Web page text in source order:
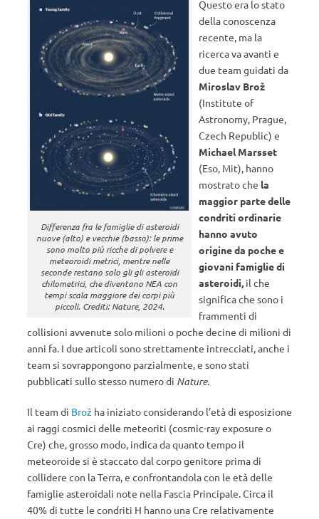
Differenza fra le famiglie di asteroidi
nuove (alto) e vecchie (basso): le prime
sono molto più ricche di polvere e
meteoroidi metrici, mentre nelle
seconde restano solo gli gli asteroidi
chilometrici, che diventano NEA con
tempi scala maggiore dei corpi più
piccoli. Crediti: Nature, 2024.
Questo era lo stato
della conoscenza
recente, ma la
ricerca va avanti e
due team guidati da
Miroslav Brož
(Institute of
Astronomy, Prague,
Czech Republic) e
Michael Marsset
(Eso, Mit), hanno
mostrato che la
maggior parte delle
condriti ordinarie
hanno avuto
origine da poche e
giovani famiglie di
asteroidi, il che
significa che sono i
frammenti di
collisioni avvenute solo milioni o poche decine di milioni di
anni fa. I due articoli sono strettamente intrecciati, anche i
team si sovrappongono parzialmente, e sono stati
pubblicati sullo stesso numero di Nature.
Il team di Brož ha iniziato considerando l’età di esposizione
ai raggi cosmici delle meteoriti (cosmic-ray exposure o
Cre) che, grosso modo, indica da quanto tempo il
meteoroide si è staccato dal corpo genitore prima di
collidere con la Terra, e confrontandola con le età delle
famiglie asteroidali note nella Fascia Principale. Circa il
40% di tutte le condriti H hanno una Cre relativamente